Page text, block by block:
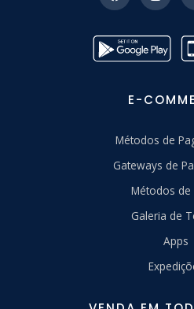
E-
Métodos de
Gateways de
Métodos de
Galeria de
Apps